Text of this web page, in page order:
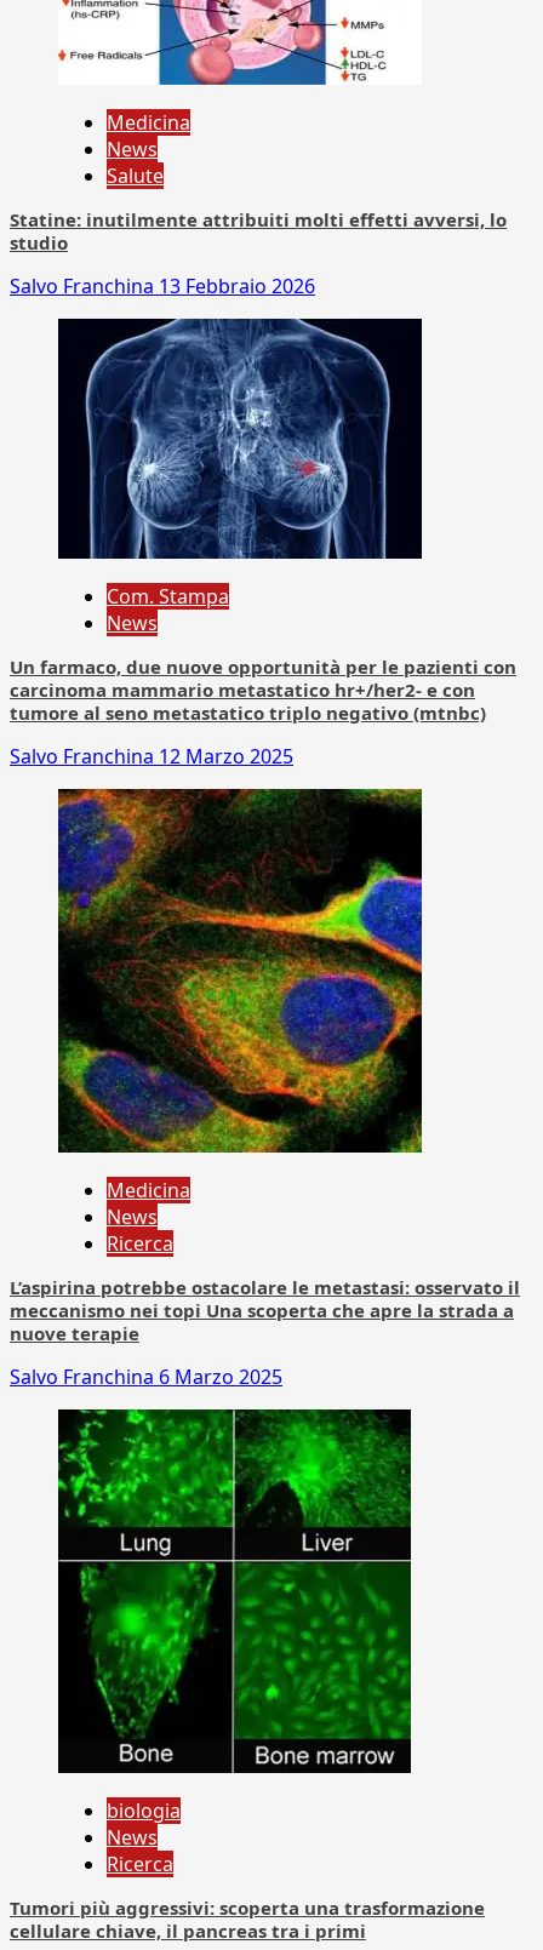
Medicina
News
Salute
Statine: inutilmente attribuiti molti effetti avversi, lo
studio
Salvo Franchina 13 Febbraio 2026
Com. Stampa
News
Un farmaco, due nuove opportunità per le pazienti con
carcinoma mammario metastatico hr+/her2- e con
tumore al seno metastatico triplo negativo (mtnbc)
Salvo Franchina 12 Marzo 2025
Medicina
News
Ricerca
L’aspirina potrebbe ostacolare le metastasi: osservato il
meccanismo nei topi Una scoperta che apre la strada a
nuove terapie
Salvo Franchina 6 Marzo 2025
biologia
News
Ricerca
Tumori più aggressivi: scoperta una trasformazione
cellulare chiave, il pancreas tra i primi